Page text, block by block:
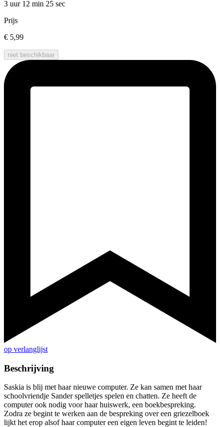
3 uur 12 min 25 sec
Prijs
€ 5,99
niet beschikbaar
op verlanglijst
Beschrijving
Saskia is blij met haar nieuwe computer. Ze kan samen met haar
schoolvriendje Sander spelletjes spelen en chatten. Ze heeft de
computer ook nodig voor haar huiswerk, een boekbespreking.
Zodra ze begint te werken aan de bespreking over een griezelboek
lijkt het erop alsof haar computer een eigen leven begint te leiden!